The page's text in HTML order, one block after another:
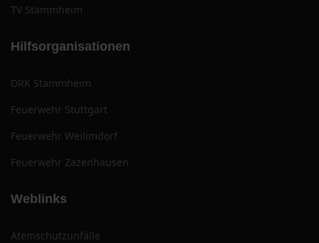
TV Stammheim
Hilfsorganisationen
DRK Stammheim
Feuerwehr Stuttgart
Feuerwehr Weilimdorf
Feuerwehr Zazenhausen
Weblinks
Atemschutzunfälle